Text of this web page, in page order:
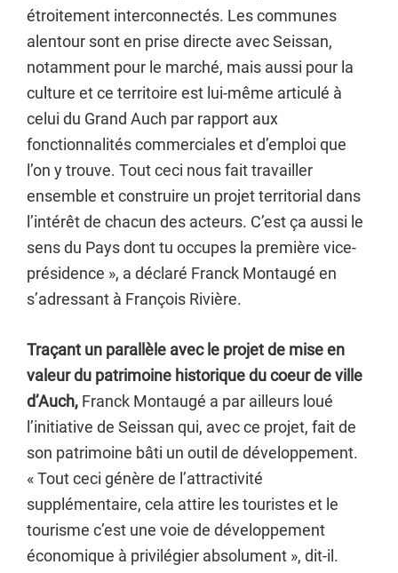
étroitement interconnectés. Les communes
alentour sont en prise directe avec Seissan,
notamment pour le marché, mais aussi pour la
culture et ce territoire est lui-même articulé à
celui du Grand Auch par rapport aux
fonctionnalités commerciales et d’emploi que
l’on y trouve. Tout ceci nous fait travailler
ensemble et construire un projet territorial dans
l’intérêt de chacun des acteurs. C’est ça aussi le
sens du Pays dont tu occupes la première vice-
présidence », a déclaré Franck Montaugé en
s’adressant à François Rivière.
Traçant un parallèle avec le projet de mise en
valeur du patrimoine historique du coeur de ville
d’Auch, Franck Montaugé a par ailleurs loué
l’initiative de Seissan qui, avec ce projet, fait de
son patrimoine bâti un outil de développement.
« Tout ceci génère de l’attractivité
supplémentaire, cela attire les touristes et le
tourisme c’est une voie de développement
économique à privilégier absolument », dit-il.